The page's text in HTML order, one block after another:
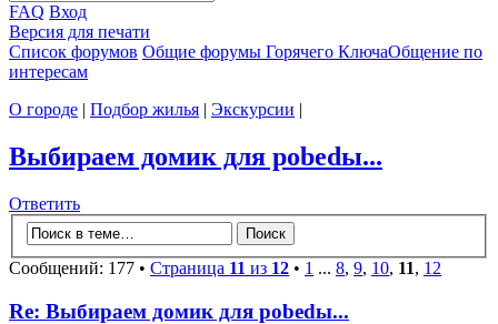
FAQ Вход
Версия для печати
Список форумов Общие форумы Горячего КлючаОбщение по
интересам
О городе | Подбор жилья | Экскурсии |
Выбираем домик для pobedы...
Ответить
Сообщений: 177 • Страница 11 из 12 • 1 ... 8, 9, 10, 11, 12
Re: Выбираем домик для pobedы...